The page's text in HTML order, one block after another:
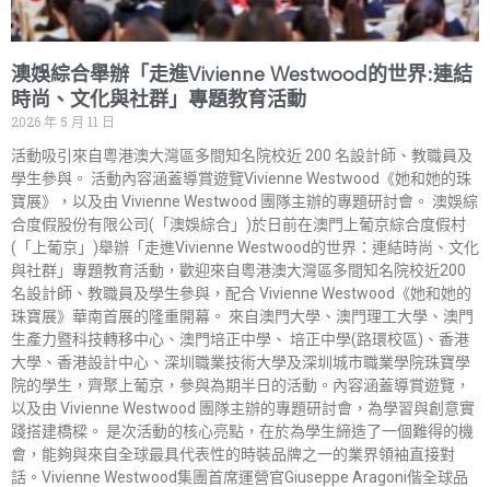
澳娛綜合舉辦「走進Vivienne Westwood的世界:連結
時尚、文化與社群」專題教育活動
2026 年 5 月 11 日
活動吸引來自粵港澳大灣區多間知名院校近 200 名設計師、教職員及
學生參與。 活動內容涵蓋導賞遊覽Vivienne Westwood《她和她的珠
寶展》，以及由 Vivienne Westwood 團隊主辦的專題研討會。 澳娛綜
合度假股份有限公司(「澳娛綜合」)於日前在澳門上葡京綜合度假村
(「上葡京」)舉辦「走進Vivienne Westwood的世界：連結時尚、文化
與社群」專題教育活動，歡迎來自粵港澳大灣區多間知名院校近200
名設計師、教職員及學生參與，配合 Vivienne Westwood《她和她的
珠寶展》華南首展的隆重開幕。 來自澳門大學、澳門理工大學、澳門
生產力暨科技轉移中心、澳門培正中學、 培正中學(路環校區)、香港
大學、香港設計中心、深圳職業技術大學及深圳城市職業學院珠寶學
院的學生，齊聚上葡京，參與為期半日的活動。內容涵蓋導賞遊覽，
以及由 Vivienne Westwood 團隊主辦的專題研討會，為學習與創意實
踐搭建橋樑。 是次活動的核心亮點，在於為學生締造了一個難得的機
會，能夠與來自全球最具代表性的時裝品牌之一的業界領袖直接對
話。Vivienne Westwood集團首席運營官Giuseppe Aragoni偕全球品